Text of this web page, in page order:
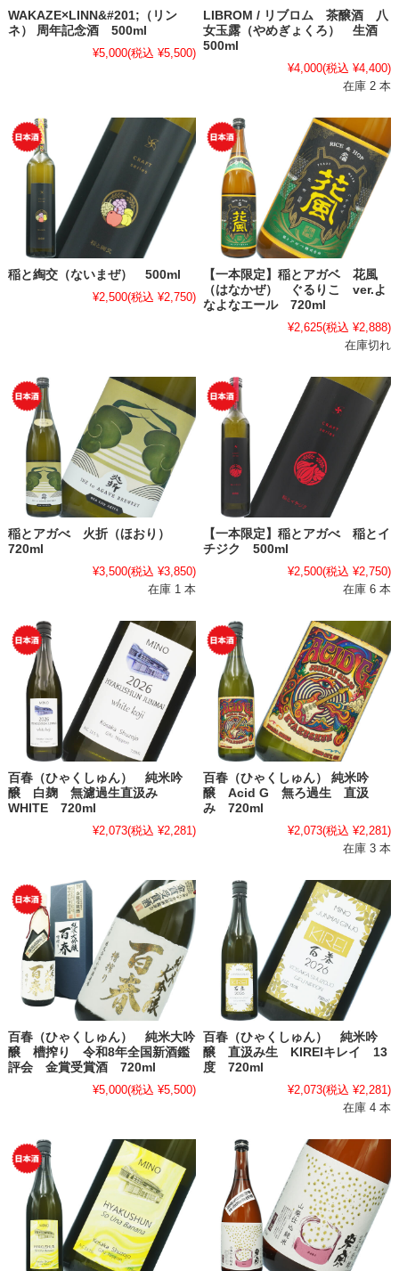
WAKAZE×LINN&#201;（リン
ネ） 周年記念酒 500ml
¥5,000(税込 ¥5,500)
LIBROM / リブロム 茶醸酒 八
女玉露（やめぎょくろ） 生酒
500ml
¥4,000(税込 ¥4,400)
在庫 2 本
稲と綯交（ないまぜ） 500ml
¥2,500(税込 ¥2,750)
【一本限定】稲とアガベ 花風
（はなかぜ） ぐるりこ ver.よ
なよなエール 720ml
¥2,625(税込 ¥2,888)
在庫切れ
稲とアガべ 火折（ほおり）
720ml
¥3,500(税込 ¥3,850)
在庫 1 本
【一本限定】稲とアガべ 稲とイ
チジク 500ml
¥2,500(税込 ¥2,750)
在庫 6 本
百春（ひゃくしゅん） 純米吟
醸 白麹 無濾過生直汲み
WHITE 720ml
¥2,073(税込 ¥2,281)
百春（ひゃくしゅん） 純米吟
醸 Acid G 無ろ過生 直汲
み 720ml
¥2,073(税込 ¥2,281)
在庫 3 本
百春（ひゃくしゅん） 純米大吟
醸 槽搾り 令和8年全国新酒鑑
評会 金賞受賞酒 720ml
¥5,000(税込 ¥5,500)
百春（ひゃくしゅん） 純米吟
醸 直汲み生 KIREIキレイ 13
度 720ml
¥2,073(税込 ¥2,281)
在庫 4 本